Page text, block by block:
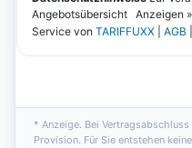
* Anzeige. Bei
Provision. Für Sie entstehen